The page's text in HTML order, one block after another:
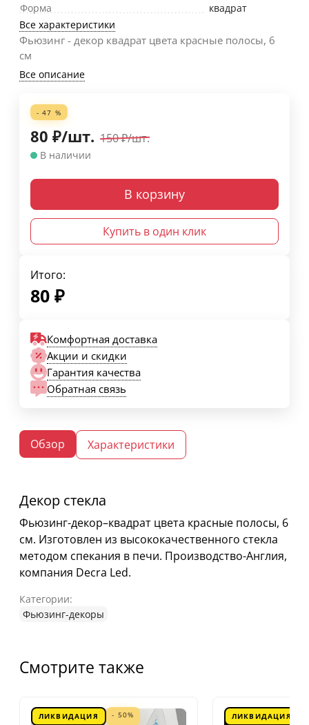
Форма
квадрат
Все характеристики
Фьюзинг - декор квадрат цвета красные полосы, 6
см
Все описание
- 47 %
80 ₽/шт. 150₽/шт.
В наличии
В корзину
Купить в один клик
Итого:
80 ₽
Комфортная доставка
Акции и скидки
Гарантия качества
Обратная связь
Обзор Характеристики
Декор стекла
Фьюзинг-декор–квадрат цвета красные полосы, 6
см. Изготовлен из высококачественного стекла
методом спекания в печи. Производство-Англия,
компания Decra Led.
Категории:
Фьюзинг-декоры
Смотрите также
ЛИКВИДАЦИЯ - 50% ЛИКВИДАЦИЯ